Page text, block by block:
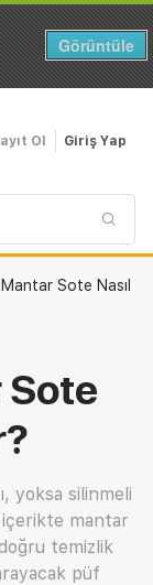
Görüntüle
Ol Giriş Yap
Sote Nasıl
yoksa silinmeli
içerikte mantar
temizlik
püf